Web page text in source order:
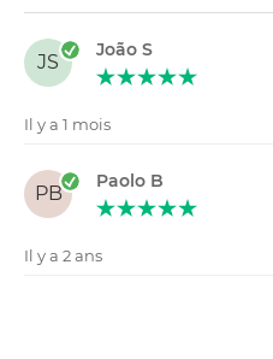
JS
João S
Il y a 1 mois
PB
Paolo B
Il y a 2 ans